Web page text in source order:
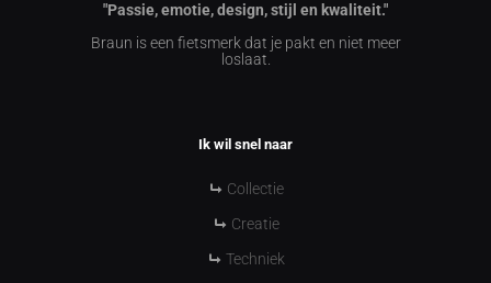
"Passie, emotie, design, stijl en kwaliteit."
Braun is een fietsmerk dat je pakt en niet meer
loslaat.
Ik wil snel naar
Collectie
Creatie
Techniek